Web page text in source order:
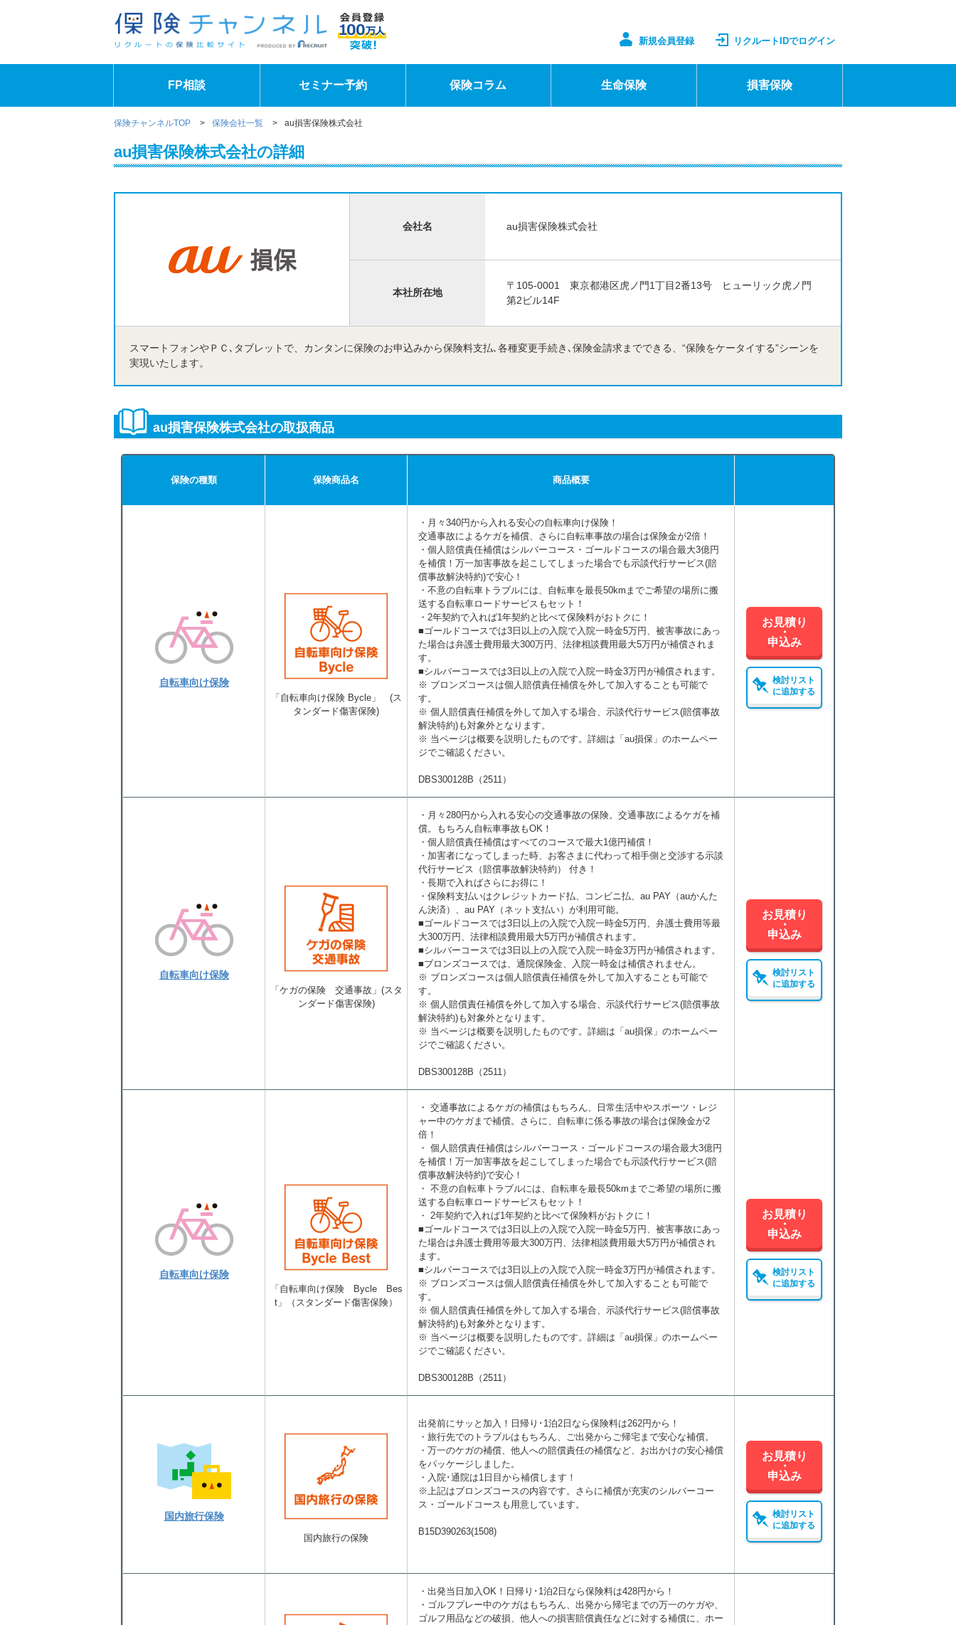
新規会員登録 リクルートIDでログイン
FP相談 セミナー予約 保険コラム 生命保険 損害保険
保険チャンネルTOP > 保険会社一覧 > au損害保険株式会社
au損害保険株式会社の詳細
会社名 au損害保険株式会社
本社所在地
〒105-0001 東京都港区虎ノ門1丁目2番13号 ヒューリック虎ノ門
第2ビル14F
スマートフォンやＰＣ､タブレットで、カンタンに保険のお申込みから保険料支払､各種変更手続き､保険金請求までできる、“保険をケータイする”シーンを
実現いたします。
au損害保険株式会社の取扱商品
保険の種類 保険商品名 商品概要
自転車向け保険
「自転車向け保険 Bycle」 (ス
タンダード傷害保険)
・月々340円から入れる安心の自転車向け保険！
交通事故によるケガを補償、さらに自転車事故の場合は保険金が2倍！
・個人賠償責任補償はシルバーコース・ゴールドコースの場合最大3億円
を補償！万一加害事故を起こしてしまった場合でも示談代行サービス(賠
償事故解決特約)で安心！
・不意の自転車トラブルには、自転車を最長50kmまでご希望の場所に搬
送する自転車ロードサービスもセット！
・2年契約で入れば1年契約と比べて保険料がおトクに！
■ゴールドコースでは3日以上の入院で入院一時金5万円、被害事故にあっ
た場合は弁護士費用最大300万円、法律相談費用最大5万円が補償されま
す。
■シルバーコースでは3日以上の入院で入院一時金3万円が補償されます。
※ ブロンズコースは個人賠償責任補償を外して加入することも可能で
す。
※ 個人賠償責任補償を外して加入する場合、示談代行サービス(賠償事故
解決特約)も対象外となります。
※ 当ページは概要を説明したものです。詳細は「au損保」のホームペー
ジでご確認ください。
DBS300128B（2511）
お見積り
・
申込み
検討リスト
に追加する
自転車向け保険
「ケガの保険 交通事故」(スタ
ンダード傷害保険)
・月々280円から入れる安心の交通事故の保険。交通事故によるケガを補
償。もちろん自転車事故もOK！
・個人賠償責任補償はすべてのコースで最大1億円補償！
・加害者になってしまった時、お客さまに代わって相手側と交渉する示談
代行サービス（賠償事故解決特約） 付き！
・長期で入ればさらにお得に！
・保険料支払いはクレジットカード払、コンビニ払、au PAY（auかんた
ん決済）、au PAY（ネット支払い）が利用可能。
■ゴールドコースでは3日以上の入院で入院一時金5万円、弁護士費用等最
大300万円、法律相談費用最大5万円が補償されます。
■シルバーコースでは3日以上の入院で入院一時金3万円が補償されます。
■ブロンズコースでは、通院保険金、入院一時金は補償されません。
※ ブロンズコースは個人賠償責任補償を外して加入することも可能で
す。
※ 個人賠償責任補償を外して加入する場合、示談代行サービス(賠償事故
解決特約)も対象外となります。
※ 当ページは概要を説明したものです。詳細は「au損保」のホームペー
ジでご確認ください。
DBS300128B（2511）
お見積り
・
申込み
検討リスト
に追加する
自転車向け保険
「自転車向け保険 Bycle Bes
t」（スタンダード傷害保険）
・ 交通事故によるケガの補償はもちろん、日常生活中やスポーツ・レジ
ャー中のケガまで補償。さらに、自転車に係る事故の場合は保険金が2
倍！
・ 個人賠償責任補償はシルバーコース・ゴールドコースの場合最大3億円
を補償！万一加害事故を起こしてしまった場合でも示談代行サービス(賠
償事故解決特約)で安心！
・ 不意の自転車トラブルには、自転車を最長50kmまでご希望の場所に搬
送する自転車ロードサービスもセット！
・ 2年契約で入れば1年契約と比べて保険料がおトクに！
■ゴールドコースでは3日以上の入院で入院一時金5万円、被害事故にあっ
た場合は弁護士費用等最大300万円、法律相談費用最大5万円が補償され
ます。
■シルバーコースでは3日以上の入院で入院一時金3万円が補償されます。
※ ブロンズコースは個人賠償責任補償を外して加入することも可能で
す。
※ 個人賠償責任補償を外して加入する場合、示談代行サービス(賠償事故
解決特約)も対象外となります。
※ 当ページは概要を説明したものです。詳細は「au損保」のホームペー
ジでご確認ください。
DBS300128B（2511）
お見積り
・
申込み
検討リスト
に追加する
国内旅行保険
国内旅行の保険
出発前にサッと加入！日帰り･1泊2日なら保険料は262円から！
・旅行先でのトラブルはもちろん、ご出発からご帰宅まで安心な補償。
・万一のケガの補償、他人への賠償責任の補償など、お出かけの安心補償
をパッケージしました。
・入院･通院は1日目から補償します！
※上記はブロンズコースの内容です。さらに補償が充実のシルバーコー
ス・ゴールドコースも用意しています。
B15D390263(1508)
お見積り
・
申込み
検討リスト
に追加する
・出発当日加入OK！日帰り･1泊2日なら保険料は428円から！
・ゴルフプレー中のケガはもちろん、出発から帰宅までの万一のケガや、
ゴルフ用品などの破損、他人への損害賠償責任などに対する補償に、ホー